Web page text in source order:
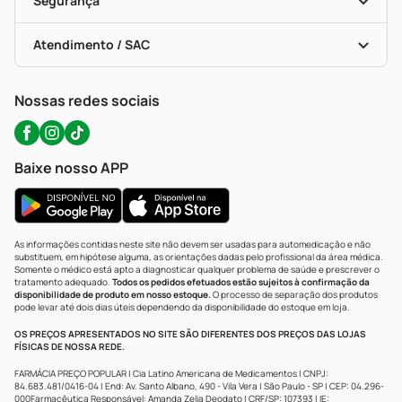
Troca E Devolução
Bulas De A A Z
Políticas De Marketplace
Testes Rápidos
Autoteste Covid-19
Certificado De Segurança
Portal Da Privacidade
Atendimento / SAC
WhatsApp (47) 9202-1687
Nossas redes sociais
Baixe nosso APP
As informações contidas neste site não devem ser usadas para automedicação e não
substituem, em hipótese alguma, as orientações dadas pelo profissional da área médica.
Somente o médico está apto a diagnosticar qualquer problema de saúde e prescrever o
tratamento adequado. Todos os pedidos efetuados estão sujeitos à confirmação da
disponibilidade de produto em nosso estoque.O processo de separação dos produtos
pode levar até dois dias úteis dependendo da disponibilidade do estoque em loja.
OS PREÇOS APRESENTADOS NO SITE SÃO DIFERENTES DOS PREÇOS DAS LOJAS
FÍSICAS DE NOSSA REDE.
FARMÁCIA PREÇO POPULAR | Cia Latino Americana de Medicamentos | CNPJ:
84.683.481/0416-04 | End: Av. Santo Albano, 490 - Vila Vera | São Paulo - SP | CEP: 04.296-
000Farmacêutica Responsável: Amanda Zelia Deodato | CRF/SP: 107393 | IE: